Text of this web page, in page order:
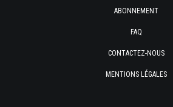
ABONNEMENT
FAQ
CONTACTEZ-NOUS
MENTIONS LÉGALES